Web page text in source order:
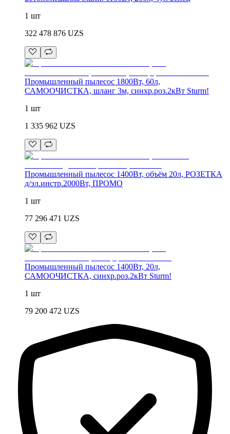
1 шт
322 478 876 UZS
Промышленный пылесос 1800Вт, 60л,
САМООЧИСТКА, шланг 3м, синхр.роз.2кВт Sturm!
1 шт
1 335 962 UZS
Промышленный пылесос 1400Вт, объём 20л, РОЗЕТКА
д/эл.инстр.2000Вт, ПРОМО
1 шт
77 296 471 UZS
Промышленный пылесос 1400Вт, 20л,
САМООЧИСТКА, синхр.роз.2кВт Sturm!
1 шт
79 200 472 UZS